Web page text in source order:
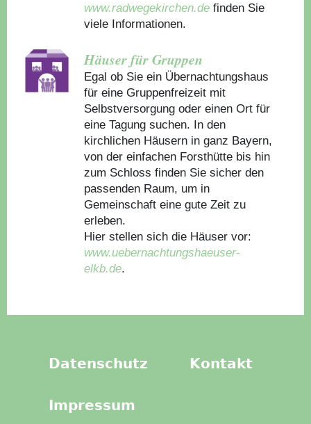
www.radwegekirchen.de finden Sie
viele Informationen.
Häuser für Gruppen
Egal ob Sie ein Übernachtungshaus
für eine Gruppenfreizeit mit
Selbstversorgung oder einen Ort für
eine Tagung suchen. In den
kirchlichen Häusern in ganz Bayern,
von der einfachen Forsthütte bis hin
zum Schloss finden Sie sicher den
passenden Raum, um in
Gemeinschaft eine gute Zeit zu
erleben.
Hier stellen sich die Häuser vor:
www.uebernachtungshaeuser-
elkb.de.
Datenschutz Kontakt
Impressum